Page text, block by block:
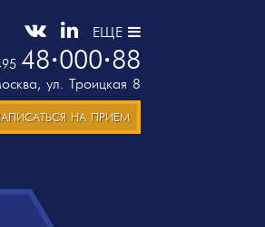
ЕЩЕ
48 000 88
, ул. Троицкая 8
НА ПРИЕМ